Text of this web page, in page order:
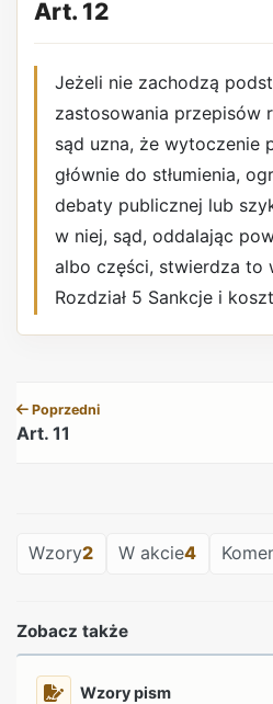
Art. 12
Jeżeli nie zachodzą
zastosowania przepisów
sąd uzna, że wytoczenie
głównie do stłumienia,
debaty publicznej lub
w niej, sąd, oddalając
albo części, stwierdza to
Rozdział 5 Sankcje i
Poprzedni
Art. 11
Wzory2 W akcie4
Zobacz także
Wzory pism